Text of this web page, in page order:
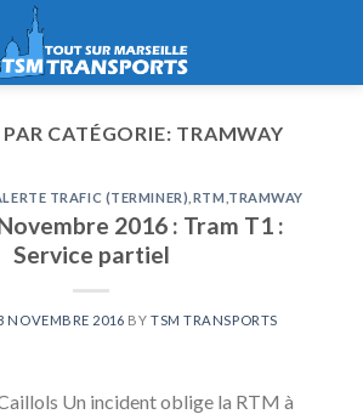
CATÉGORIE: TRAMWAY
TRAFIC (TERMINER) RTM TRAMWAY
2016 : Tram T1 :
Service partiel
NOVEMBRE 2016 BY TSM TRANSPORTS
Un incident oblige la RTM à